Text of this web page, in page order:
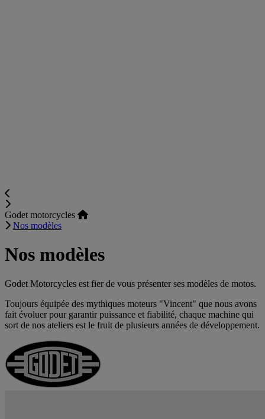
Godet motorcycles
Nos modèles
Nos modèles
Godet Motorcycles est fier de vous présenter ses modèles de motos.
Toujours équipée des mythiques moteurs "Vincent" que nous avons
fait évoluer pour garantir puissance et fiabilité, chaque machine qui
sort de nos ateliers est le fruit de plusieurs années de développement.